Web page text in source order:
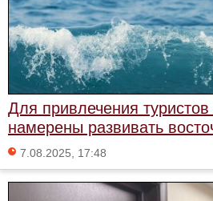
Для привлечения
намерены развивать
7.08.2025, 17:48